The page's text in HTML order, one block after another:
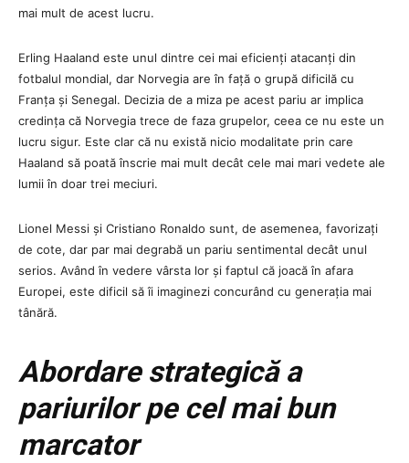
mai mult de acest lucru.
Erling Haaland este unul dintre cei mai eficienți atacanți din
fotbalul mondial, dar Norvegia are în față o grupă dificilă cu
Franța și Senegal. Decizia de a miza pe acest pariu ar implica
credința că Norvegia trece de faza grupelor, ceea ce nu este un
lucru sigur. Este clar că nu există nicio modalitate prin care
Haaland să poată înscrie mai mult decât cele mai mari vedete ale
lumii în doar trei meciuri.
Lionel Messi și Cristiano Ronaldo sunt, de asemenea, favorizați
de cote, dar par mai degrabă un pariu sentimental decât unul
serios. Având în vedere vârsta lor și faptul că joacă în afara
Europei, este dificil să îi imaginezi concurând cu generația mai
tânără.
Abordare strategică a
pariurilor pe cel mai bun
marcator